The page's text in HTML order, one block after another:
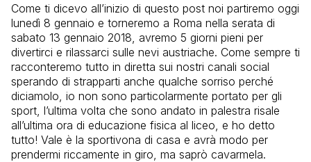
Come ti dicevo all’inizio di questo post noi partiremo oggi
lunedì 8 gennaio e torneremo a Roma nella serata di
sabato 13 gennaio 2018, avremo 5 giorni pieni per
divertirci e rilassarci sulle nevi austriache. Come sempre ti
racconteremo tutto in diretta sui nostri canali social
sperando di strapparti anche qualche sorriso perché
diciamolo, io non sono particolarmente portato per gli
sport, l’ultima volta che sono andato in palestra risale
all’ultima ora di educazione fisica al liceo, e ho detto
tutto! Vale è la sportivona di casa e avrà modo per
prendermi riccamente in giro, ma saprò cavarmela.